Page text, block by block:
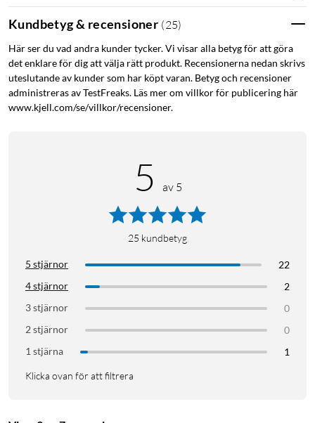
kylplattan är aktiverad.
Tre lägen för olika situationer
Vik ut fläkten till handhållet läge, ställ den på bordet eller häng
den runt halsen med medföljande snöre när du behöver ha
händerna fria, till exempel på promenaden eller under
Motorvarvtal: upp till 8 190 varv/min
Hastighetsreglering: steglös, 1–100
Kylfunktion: halvledarkylplatta
Batterikapacitet: 3000 mAh (3,7 V)
Drifttid: 2,5–12 h beroende på läge
Laddtid: 2,5 h
Mått: 50,8x57x181,3 mm
Vikt: 235 g
Material: ABS
1 × halsband
Kundbetyg & recensioner (25)
Här ser du vad andra kunder tycker. Vi visar alla betyg för att göra
det enklare för dig att välja rätt produkt. Recensionerna nedan skrivs
uteslutande av kunder som har köpt varan. Betyg och recensioner
administreras av TestFreaks. Läs mer om villkor för publicering här
www.kjell.com/se/villkor/recensioner.
5 av 5
25 kundbetyg
5 stjärnor
22
4 stjärnor
2
3 stjärnor
0
2 stjärnor
0
1 stjärna
1
Klicka ovan för att filtrera